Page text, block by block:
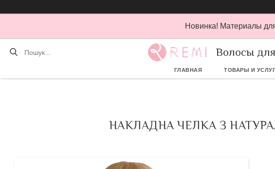
Новинка! Материалы
Волосы
ГЛАВНАЯ ТОВАРЫ И
НАКЛАДНА ЧЕЛКА З